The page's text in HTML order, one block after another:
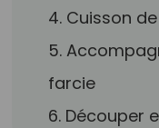
4. Cuisson
5.
farcie
6. Découper